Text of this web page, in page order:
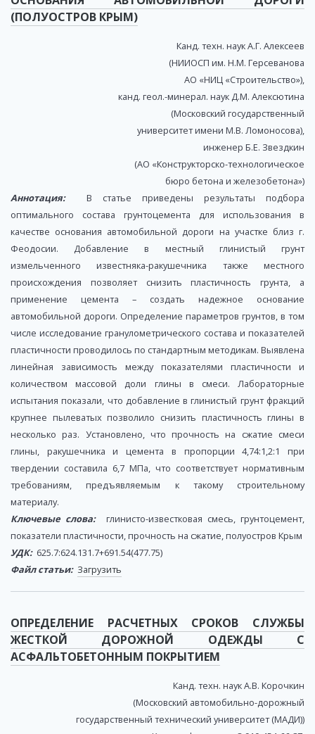
(ПОЛУОСТРОВ КРЫМ)
Канд. техн. наук А.Г. Алексеев
(НИИОСП им. Н.М. Герсеванова
АО «НИЦ «Строительство»),
канд. геол.-минерал. наук Д.М. Алексютина
(Московский государственный
университет имени М.В. Ломоносова),
инженер Б.Е. Звездкин
(АО «Конструкторско-технологическое
бюро бетона и железобетона»)
Аннотация:В статье приведены результаты подбора
оптимального состава грунтоцемента для использования в
качестве основания автомобильной дороги на участке близ г.
Феодосии. Добавление в местный глинистый грунт
измельченного известняка-ракушечника также местного
происхождения позволяет снизить пластичность грунта, а
применение цемента – создать надежное основание
автомобильной дороги. Определение параметров грунтов, в том
числе исследование гранулометрического состава и показателей
пластичности проводилось по стандартным методикам. Выявлена
линейная зависимость между показателями пластичности и
количеством массовой доли глины в смеси. Лабораторные
испытания показали, что добавление в глинистый грунт фракций
крупнее пылеватых позволило снизить пластичность глины в
несколько раз. Установлено, что прочность на сжатие смеси
глины, ракушечника и цемента в пропорции 4,74:1,2:1 при
твердении составила 6,7 МПа, что соответствует нормативным
требованиям, предъявляемым к такому строительному
материалу.
Ключевые слова:глинисто-известковая смесь, грунтоцемент,
показатели пластичности, прочность на сжатие, полуостров Крым
УДК:625.7:624.131.7+691.54(477.75)
Файл статьи: Загрузить
ОПРЕДЕЛЕНИЕ РАСЧЕТНЫХ СРОКОВ СЛУЖБЫ
ЖЕСТКОЙ ДОРОЖНОЙ ОДЕЖДЫ С
АСФАЛЬТОБЕТОННЫМ ПОКРЫТИЕМ
Канд. техн. наук А.В. Корочкин
(Московский автомобильно-дорожный
государственный технический университет (МАДИ))